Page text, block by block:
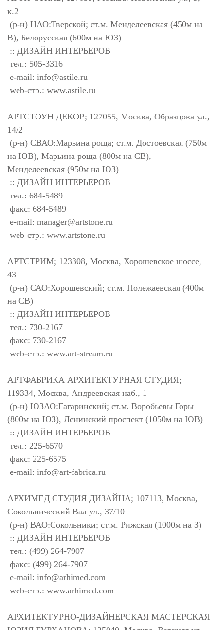
к.2
(р-н) ЦАО:Тверской; ст.м. Менделеевская (450м на
В), Белорусская (600м на ЮЗ)
:: ДИЗАЙН ИНТЕРЬЕРОВ
тел.: 505-3316
e-mail: info@astile.ru
web-стр.: www.astile.ru
АРТСТОУН ДЕКОР; 127055, Москва, Образцова ул.,
14/2
(р-н) СВАО:Марьина роща; ст.м. Достоевская (750м
на ЮВ), Марьина роща (800м на СВ),
Менделеевская (950м на ЮЗ)
:: ДИЗАЙН ИНТЕРЬЕРОВ
тел.: 684-5489
факс: 684-5489
e-mail: manager@artstone.ru
web-стр.: www.artstone.ru
АРТСТРИМ; 123308, Москва, Хорошевское шоссе,
43
(р-н) САО:Хорошевский; ст.м. Полежаевская (400м
на СВ)
:: ДИЗАЙН ИНТЕРЬЕРОВ
тел.: 730-2167
факс: 730-2167
web-стр.: www.art-stream.ru
АРТФАБРИКА АРХИТЕКТУРНАЯ СТУДИЯ;
119334, Москва, Андреевская наб., 1
(р-н) ЮЗАО:Гагаринский; ст.м. Воробьевы Горы
(800м на ЮЗ), Ленинский проспект (1050м на ЮВ)
:: ДИЗАЙН ИНТЕРЬЕРОВ
тел.: 225-6570
факс: 225-6575
e-mail: info@art-fabrica.ru
АРХИМЕД СТУДИЯ ДИЗАЙНА; 107113, Москва,
Сокольнический Вал ул., 37/10
(р-н) ВАО:Сокольники; ст.м. Рижская (1000м на З)
:: ДИЗАЙН ИНТЕРЬЕРОВ
тел.: (499) 264-7907
факс: (499) 264-7907
e-mail: info@arhimed.com
web-стр.: www.arhimed.com
АРХИТЕКТУРНО-ДИЗАЙНЕРСКАЯ МАСТЕРСКАЯ